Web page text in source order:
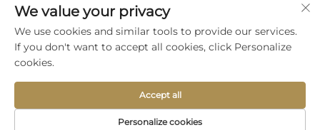
อีเมลของคุณ
Subscribe
Copyright © 2025 by Shijiazhuang Yishu Intelligence Tech
We value your privacy
We use cookies and similar tools to provide our services.
If you don't want to accept all cookies, click Personalize
cookies.
Personalize cookies
Accept all